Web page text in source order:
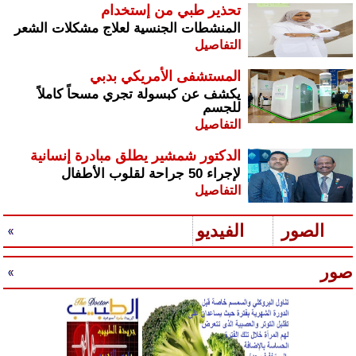
تحذير طبي من إستخدام
المنشطات الجنسية لعلاج مشكلات الشعر
التفاصيل
المستشفى الأمريكي بدبي
يكشف عن كبسولة تجري مسحاً كاملاً
للجسم
التفاصيل
الدكتور شمشير يطلق مبادرة إنسانية
لإجراء 50 جراحة لقلوب الأطفال
التفاصيل
الصور الفيديو
صور